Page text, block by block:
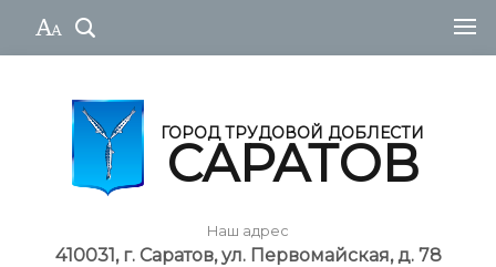
ГОРОД ТРУДОВОЙ ДОБЛЕСТИ
САРАТОВ
Наш адрес
410031, г. Саратов, ул. Первомайская, д. 78